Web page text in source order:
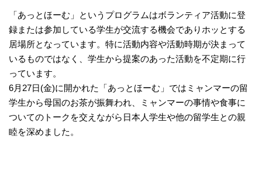
「あっとほーむ」というプログラムはボランティア活動に登
録または参加している学生が交流する機会でありホッとする
居場所となっています。特に活動内容や活動時期が決まって
いるものではなく、学生から提案のあった活動を不定期に行
っています。
6月27日(金)に開かれた「あっとほーむ」ではミャンマーの留
学生から母国のお茶が振舞われ、ミャンマーの事情や食事に
ついてのトークを交えながら日本人学生や他の留学生との親
睦を深めました。